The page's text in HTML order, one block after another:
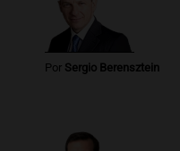
Por Sergio Berensztein